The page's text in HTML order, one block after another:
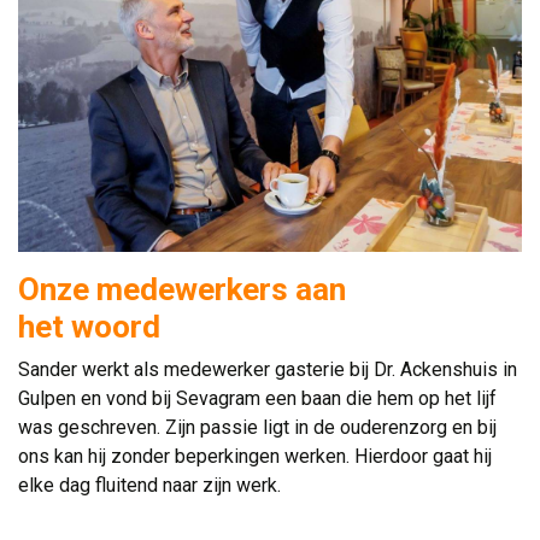
Onze medewerkers aan
het woord
Sander werkt als medewerker gasterie bij Dr. Ackenshuis in
Gulpen en vond bij Sevagram een baan die hem op het lijf
was geschreven. Zijn passie ligt in de ouderenzorg en bij
ons kan hij zonder beperkingen werken. Hierdoor gaat hij
elke dag fluitend naar zijn werk.